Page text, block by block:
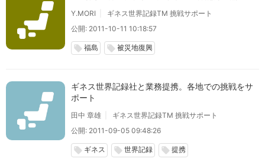
Y.MORI
ギネス世界記録TM 挑戦サポート
公開: 2011-10-11 10:18:57
local_offer 福島 local_offer 被災地復興
ギネス世界記録社と業務提携。各地での挑戦をサ
ポート
田中 章雄
ギネス世界記録TM 挑戦サポート
公開: 2011-09-05 09:48:26
local_offer ギネス local_offer 世界記録 local_offer 提携